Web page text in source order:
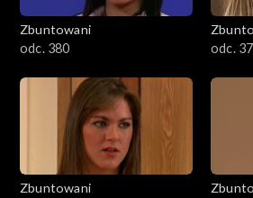
Zbuntowani
odc. 380
odc.
Zbuntowani